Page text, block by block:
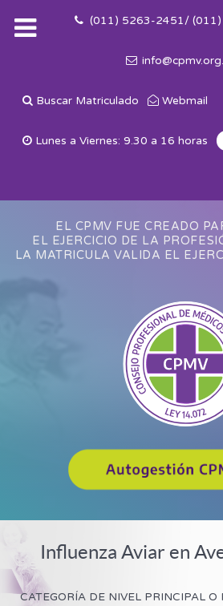
(011) 5263-2451/
Buscar Matriculado Webmail
Lunes a Viernes: 9.30 a 16 horas
EL CPMV FUE CREADO
EL EJERCICIO DE LA
LA MATRICULA VALIDA EL
Influenza Aviar en
CATEGORÍA DE NIVEL PRINCIPAL O